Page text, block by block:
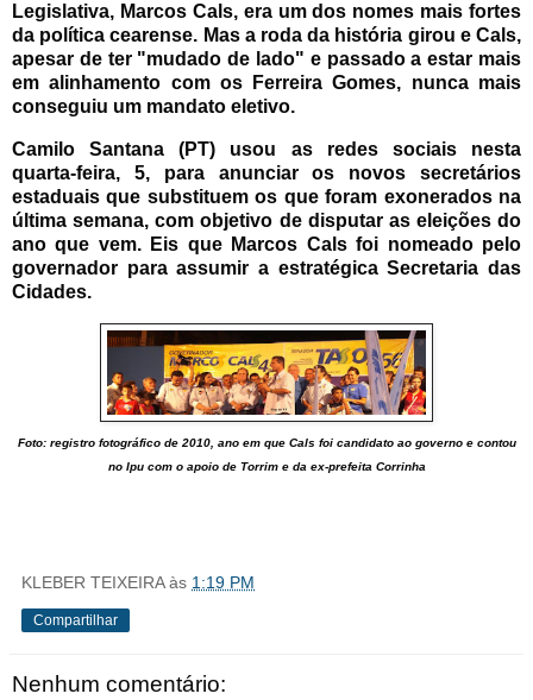
Legislativa, Marcos Cals, era um dos nomes mais fortes
da política cearense. Mas a roda da história girou e Cals,
apesar de ter "mudado de lado" e passado a estar mais
em alinhamento com os Ferreira Gomes, nunca mais
conseguiu um mandato eletivo.
Camilo Santana (PT) usou as redes sociais nesta
quarta-feira, 5, para anunciar os novos secretários
estaduais que substituem os que foram exonerados na
última semana, com objetivo de disputar as eleições do
ano que vem. Eis que Marcos Cals foi nomeado pelo
governador para assumir a estratégica Secretaria das
Cidades.
Foto: registro fotográfico de 2010, ano em que Cals foi candidato ao governo e contou
no Ipu com o apoio de Torrim e da ex-prefeita Corrinha
KLEBER TEIXEIRA às 1:19 PM
Compartilhar
Nenhum comentário: